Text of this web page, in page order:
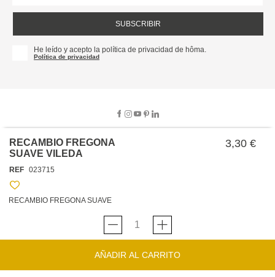
RECAMBIO FREGONA
SUAVE VILEDA
3,30 €
REF 023715
RECAMBIO FREGONA SUAVE
AÑADIR AL CARRITO
SUBSCRIBIR
He leído y acepto la política de privacidad de hôma.
Política de privacidad
TRABAJA CON NOSOTROS
SOSTENIBILIDAD
FAQ'S
POLÍTICAS
PROTECCIÓN DE DATOS
CONDICIONES GENERALES DE VENTA
hômaCONDICIONES DE LA TARJETA
CONTACTO
FORMULARIO DE CONTACTO